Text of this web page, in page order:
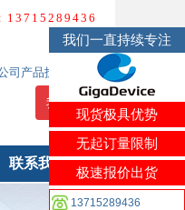
13715289436
司产品技术资料下载
我要询价
联系我们
我们一直持续专注
现货极具优势
无起订量限制
极速报价出货
13715289436